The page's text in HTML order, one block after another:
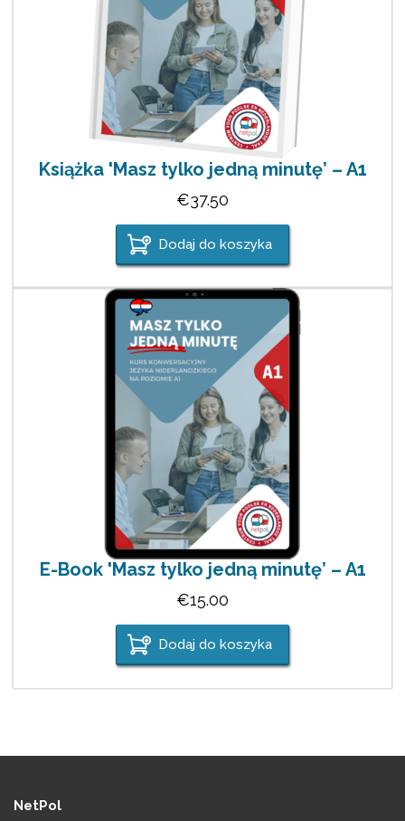
Książka 'Masz tylko jedną minutę’ – A1
€37.50
Dodaj do koszyka
E-Book 'Masz tylko jedną minutę’ – A1
€15.00
Dodaj do koszyka
NetPol